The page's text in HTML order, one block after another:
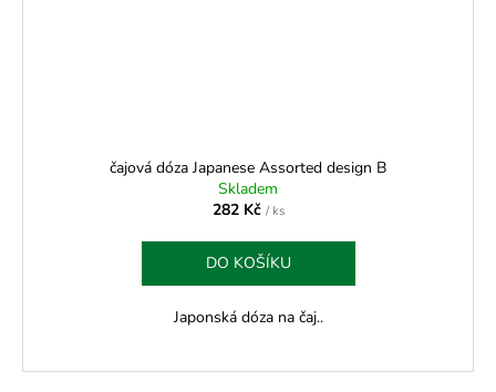
čajová dóza Japanese Assorted design B
Skladem
282 Kč / ks
DO KOŠÍKU
Japonská dóza na čaj..